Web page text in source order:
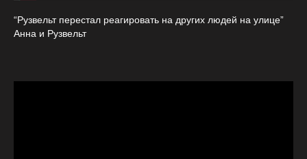
“Рузвельт перестал реагировать на других людей на улице”
Анна и Рузвельт